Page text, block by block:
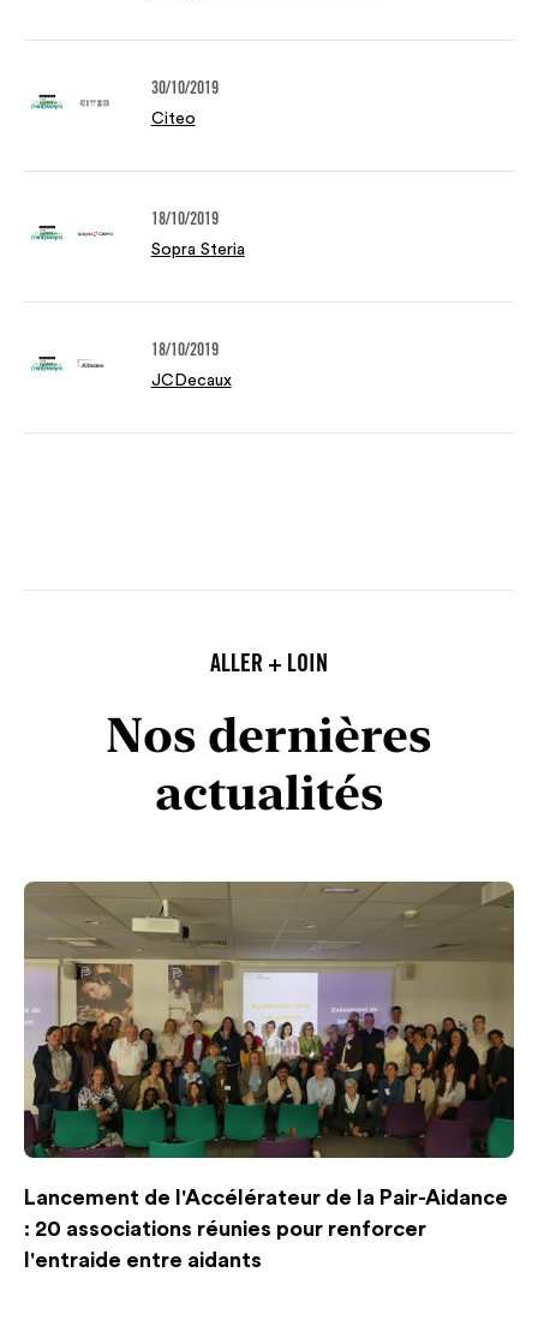
30/10/2019
Citeo
18/10/2019
Sopra Steria
18/10/2019
JCDecaux
ALLER + LOIN
Nos dernières
actualités
Lancement de l'Accélérateur de la Pair-Aidance
: 20 associations réunies pour renforcer
l'entraide entre aidants